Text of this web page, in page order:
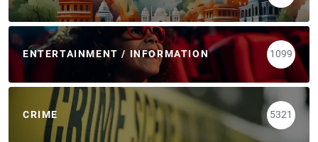
ENTERTAINMENT / INFORMATION 1099
CRIME 5321